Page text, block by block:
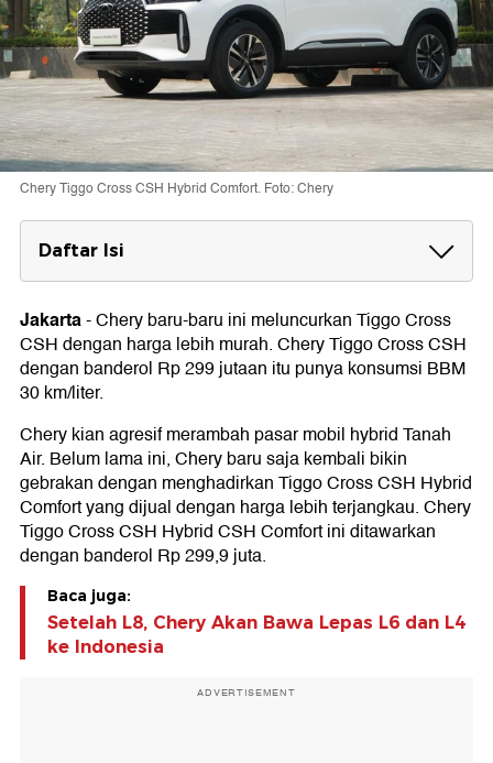
Chery Tiggo Cross CSH Hybrid Comfort. Foto: Chery
Daftar Isi
Konsumsi BBM Chery Tiggo Cross CSH
Hybrid Comfort
Jakarta-Chery baru-baru ini meluncurkan Tiggo Cross
CSH dengan harga lebih murah. Chery Tiggo Cross CSH
dengan banderol Rp 299 jutaan itu punya konsumsi BBM
30 km/liter.
Chery kian agresif merambah pasar mobil hybrid Tanah
Air. Belum lama ini, Chery baru saja kembali bikin
gebrakan dengan menghadirkan Tiggo Cross CSH Hybrid
Comfort yang dijual dengan harga lebih terjangkau. Chery
Tiggo Cross CSH Hybrid CSH Comfort ini ditawarkan
dengan banderol Rp 299,9 juta.
Baca juga:
Setelah L8, Chery Akan Bawa Lepas L6 dan L4
ke Indonesia
ADVERTISEMENT